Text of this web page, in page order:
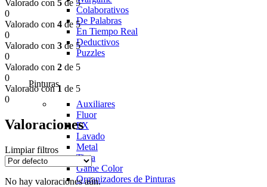
Colaborativos
De Palabras
En Tiempo Real
Deductivos
Puzzles
Pinturas
Auxiliares
Fluor
FX
Lavado
Metal
Tinta
Game Color
Organizadores de Pinturas
Valorado con 5 de 5
0
Valorado con 4 de 5
0
Valorado con 3 de 5
0
Valorado con 2 de 5
0
Valorado con1 de 5
0
Valoraciones
Limpiar filtros
No hay valoraciones aún.